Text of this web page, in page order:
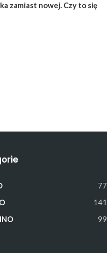
zamiast nowej. Czy to się
77
141
99